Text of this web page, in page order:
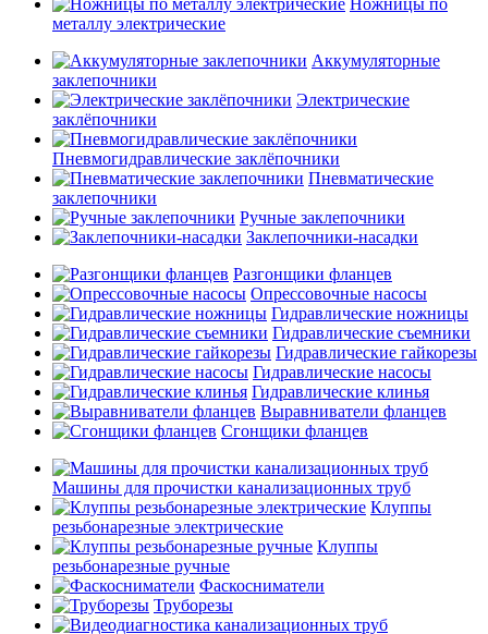
Ножницы по
металлу электрические
Аккумуляторные
заклепочники
Электрические
заклёпочники
Пневмогидравлические заклёпочники
Пневматические
заклепочники
Ручные заклепочники
Заклепочники-насадки
Разгонщики фланцев
Опрессовочные насосы
Гидравлические ножницы
Гидравлические съемники
Гидравлические гайкорезы
Гидравлические насосы
Гидравлические клинья
Выравниватели фланцев
Сгонщики фланцев
Машины для прочистки канализационных труб
Клуппы
резьбонарезные электрические
Клуппы
резьбонарезные ручные
Фаскосниматели
Труборезы